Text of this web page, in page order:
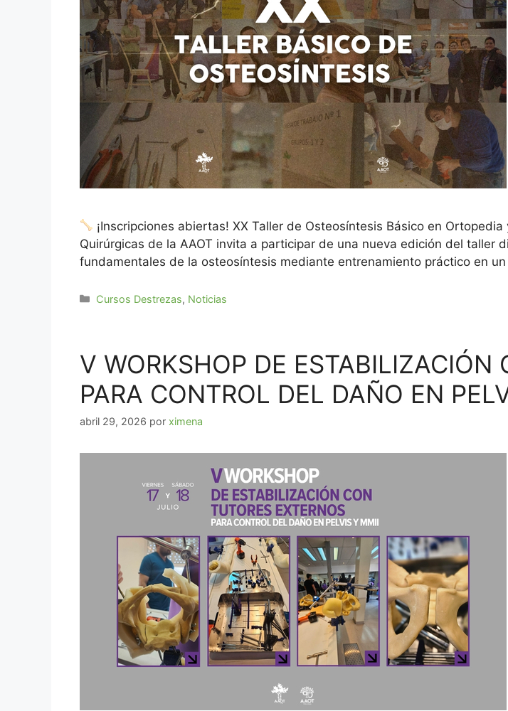
¡Inscripciones abiertas! XX Taller de Osteosíntesis Básico en
Quirúrgicas de la AAOT invita a participar de una nueva edición del taller
fundamentales de la osteosíntesis mediante entrenamiento práctico en
Cursos Destrezas, Noticias
V WORKSHOP DE ESTABILIZACIÓN
PARA CONTROL DEL DAÑO EN
abril 29, 2026 por ximena